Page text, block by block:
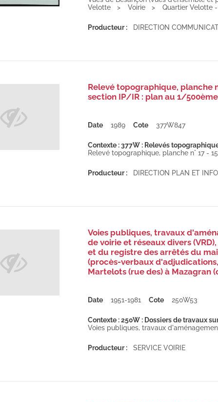
Velotte
Voirie Quartier Velotte
Producteur : DIRECTION
Relevé topographique, planche
section IP/IR : plan au 1/
Date 1989 Cote 377W847
Contexte : 377W : Relevés
Relevé topographique, planche n° 17 -
Producteur : DIRECTION PLAN ET
Voies publiques, travaux
de voirie et réseaux divers
et du registre des arrêtés du
(procès-verbaux
Martelots (rue des) à Mazagran
Date 1951-1981 Cote 250W53
Contexte : 250W : Dossiers de travaux
Voies publiques, travaux
Producteur : SERVICE VOIRIE